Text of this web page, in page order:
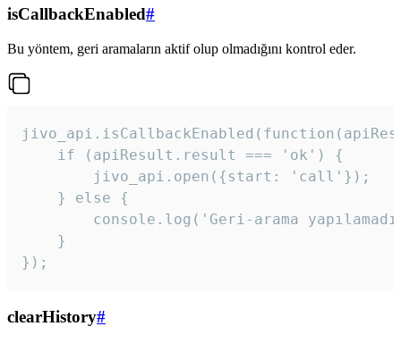
isCallbackEnabled#
Bu yöntem, geri aramaların aktif olup olmadığını kontrol eder.
    if (apiResult.result === 'ok') {
        jivo_api.open({start: 'call'});
    } else {
console.log('Geri-arama
    }
});
clearHistory#